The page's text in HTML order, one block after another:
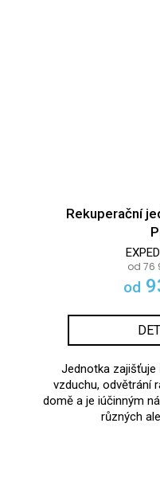
Rekuperační
od 76
od
Jednotka zajišťuje
vzduchu, odvětrání
domě a je iúčinným
různých